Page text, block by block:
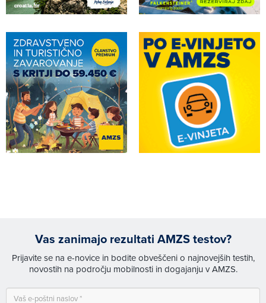
Vas zanimajo rezultati AMZS testov?
Prijavite se na e-novice in bodite obveščeni o najnovejših testih,
novostih na področju mobilnosti in dogajanju v AMZS.